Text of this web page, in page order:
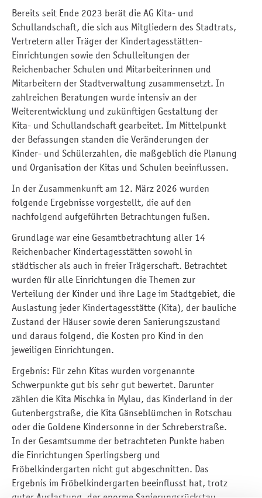
Bereits seit Ende 2023 berät die AG Kita- und
Schullandschaft, die sich aus Mitgliedern des Stadtrats,
Vertretern aller Träger der Kindertagesstätten-
Einrichtungen sowie den Schulleitungen der
Reichenbacher Schulen und Mitarbeiterinnen und
Mitarbeitern der Stadtverwaltung zusammensetzt. In
zahlreichen Beratungen wurde intensiv an der
Weiterentwicklung und zukünftigen Gestaltung der
Kita- und Schullandschaft gearbeitet. Im Mittelpunkt
der Befassungen standen die Veränderungen der
Kinder- und Schülerzahlen, die maßgeblich die Planung
und Organisation der Kitas und Schulen beeinflussen.
In der Zusammenkunft am 12. März 2026 wurden
folgende Ergebnisse vorgestellt, die auf den
nachfolgend aufgeführten Betrachtungen fußen.
Grundlage war eine Gesamtbetrachtung aller 14
Reichenbacher Kindertagesstätten sowohl in
städtischer als auch in freier Trägerschaft. Betrachtet
wurden für alle Einrichtungen die Themen zur
Verteilung der Kinder und ihre Lage im Stadtgebiet, die
Auslastung jeder Kindertagesstätte (Kita), der bauliche
Zustand der Häuser sowie deren Sanierungszustand
und daraus folgend, die Kosten pro Kind in den
jeweiligen Einrichtungen.
Ergebnis: Für zehn Kitas wurden vorgenannte
Schwerpunkte gut bis sehr gut bewertet. Darunter
zählen die Kita Mischka in Mylau, das Kinderland in der
Gutenbergstraße, die Kita Gänseblümchen in Rotschau
oder die Goldene Kindersonne in der Schreberstraße.
In der Gesamtsumme der betrachteten Punkte haben
die Einrichtungen Sperlingsberg und
Fröbelkindergarten nicht gut abgeschnitten. Das
Ergebnis im Fröbelkindergarten beeinflusst hat, trotz